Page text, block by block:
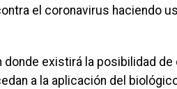
el coronavirus haciendo
donde existirá la posibilidad
a la aplicación del